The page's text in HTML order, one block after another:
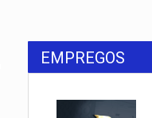
EMPREGOS